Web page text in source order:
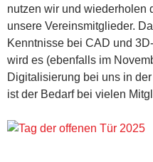
nutzen wir und wiederholen
unsere Vereinsmitglieder.
Kenntnisse bei CAD und
wird es (ebenfalls im
Digitalisierung bei uns in
ist der Bedarf bei vielen